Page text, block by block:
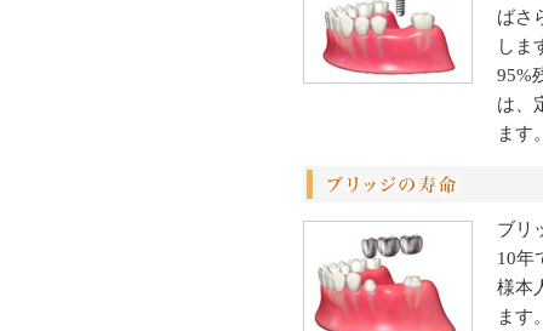
ばさ
しま
95%
は、
ます
ブリ
10年
様本
ます